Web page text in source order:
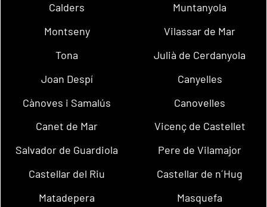
Calders
Muntanyola
Montseny
Vilassar de Mar
Tona
Julià de Cerdanyola
Joan Despí
Canyelles
Cànoves i Samalús
Canovelles
Canet de Mar
Vicenç de Castellet
Salvador de Guardiola
Pere de Vilamajor
Castellar del Riu
Castellar de n´Hug
Matadepera
Masquefa